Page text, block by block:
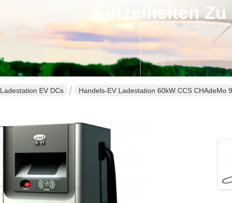
Einzelheiten
Ladestation EV DCs Handels-EV Ladestation 60kW CCS CHAdeMo